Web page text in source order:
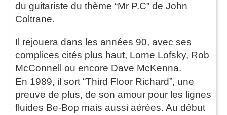
du guitariste du thème “Mr P.C” de John
Coltrane.
Il rejouera dans les années 90, avec ses
complices cités plus haut, Lorne Lofsky, Rob
McConnell ou encore Dave McKenna.
En 1989, il sort “Third Floor Richard”, une
preuve de plus, de son amour pour les lignes
fluides Be-Bop mais aussi aérées. Au début